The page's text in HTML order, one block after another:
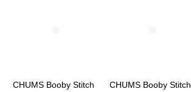
CHUMS Booby Stitch
CHUMS Booby Stitch